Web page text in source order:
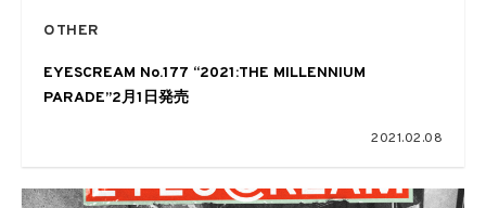
OTHER
EYESCREAM No.177 “2021:THE MILLENNIUM
PARADE”2月1日発売
2021.02.08